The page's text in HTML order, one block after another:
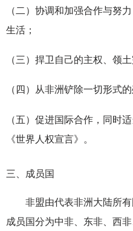
（二）协调和加强合作与努
生活；
（三）捍卫自己的主权、领
（四）从非洲铲除一切形式
（五）促进国际合作，同时
《世界人权宣言》。
三、成员国
非盟由代表非洲大陆所
成员国分为中非、东非、西